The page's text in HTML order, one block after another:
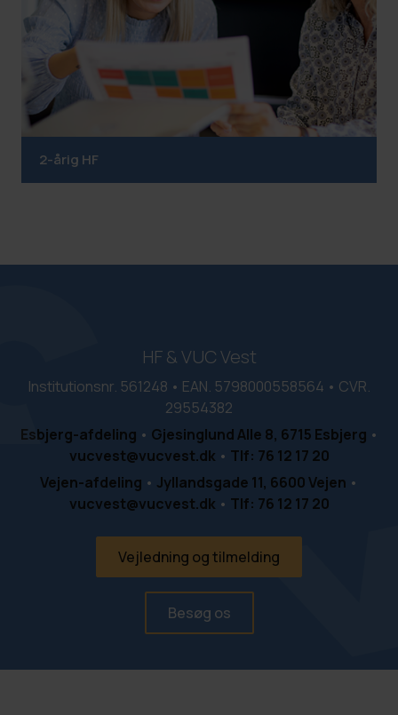
2-årig HF
HF & VUC Vest
Institutionsnr. 561248 • EAN. 5798000558564 • CVR.
29554382
Esbjerg-afdeling • Gjesinglund Alle 8, 6715 Esbjerg •
vucvest@vucvest.dk • Tlf: 76 12 17 20
Vejen-afdeling • Jyllandsgade 11, 6600 Vejen •
vucvest@vucvest.dk • Tlf: 76 12 17 20
Vejledning og tilmelding
Besøg os